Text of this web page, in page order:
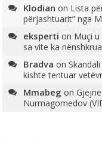
Klodian on Lista
përjashtuarit” nga
eksperti on Muçi
sa vite ka
Bradva on
kishte tentuar
Mmabeg on
Nurmagomedov